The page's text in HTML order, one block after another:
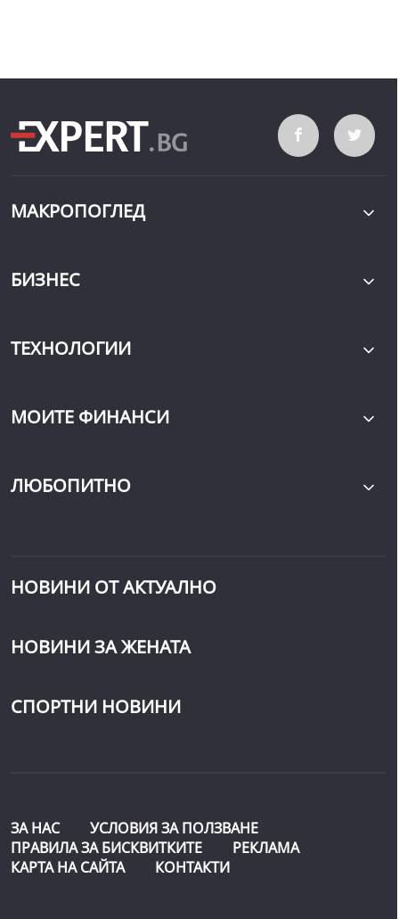
МАКРОПОГЛЕД
БИЗНЕС
ТЕХНОЛОГИИ
МОИТЕ ФИНАНСИ
ЛЮБОПИТНО
НОВИНИ ОТ АКТУАЛНО
НОВИНИ ЗА ЖЕНАТА
СПОРТНИ НОВИНИ
ЗА НАС
УСЛОВИЯ ЗА ПОЛЗВАНЕ
ПРАВИЛА ЗА БИСКВИТКИТЕ
РЕКЛАМА
КАРТА НА САЙТА
КОНТАКТИ